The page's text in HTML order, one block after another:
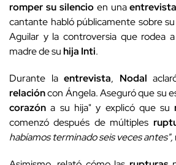
romper su silencioen unaentrevista
cantante habló públicamente sobre su
Aguilar y la controversia que rodea a
madre de suhija Inti.
Durante laentrevista, Nodal
relacióncon Ángela. Aseguró que su
corazón a su hija" y explicó que su
comenzó después de múltiples
habíamos terminado seis veces antes",